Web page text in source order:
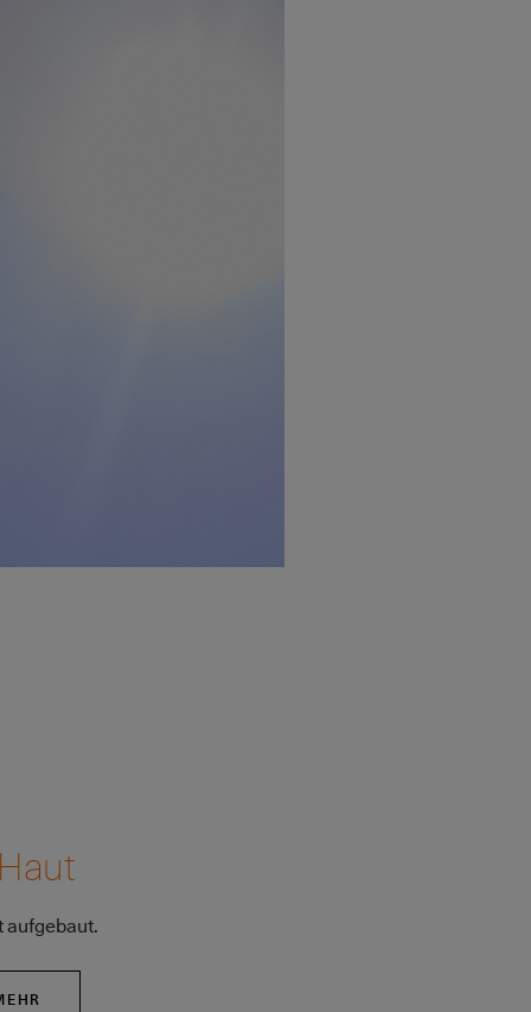
aufgebaut.